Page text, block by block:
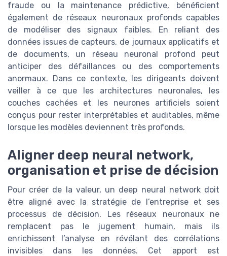
fraude ou la maintenance prédictive, bénéficient
également de réseaux neuronaux profonds capables
de modéliser des signaux faibles. En reliant des
données issues de capteurs, de journaux applicatifs et
de documents, un réseau neuronal profond peut
anticiper des défaillances ou des comportements
anormaux. Dans ce contexte, les dirigeants doivent
veiller à ce que les architectures neuronales, les
couches cachées et les neurones artificiels soient
conçus pour rester interprétables et auditables, même
lorsque les modèles deviennent très profonds.
Aligner deep neural network,
organisation et prise de décision
Pour créer de la valeur, un deep neural network doit
être aligné avec la stratégie de l’entreprise et ses
processus de décision. Les réseaux neuronaux ne
remplacent pas le jugement humain, mais ils
enrichissent l’analyse en révélant des corrélations
invisibles dans les données. Cet apport est